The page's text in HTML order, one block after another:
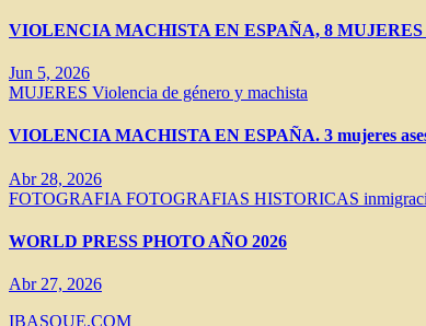
VIOLENCIA MACHISTA EN ESPAÑA, 8
Jun 5, 2026
MUJERES Violencia de género y machista
VIOLENCIA MACHISTA EN ESPAÑA. 3 mujeres
Abr 28, 2026
FOTOGRAFIA FOTOGRAFIAS HISTORICAS
WORLD PRESS PHOTO AÑO 2026
Abr 27, 2026
IBASQUE.COM